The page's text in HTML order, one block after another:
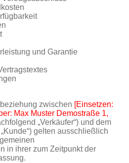
und Garantie
zwischen [Einsetzen:
Max Muster Demostraße 1,
„Verkäufer“) und dem
gelten ausschließlich
in ihrer zum Zeitpunkt der